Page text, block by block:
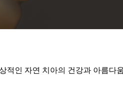
적인 자연 치아의 건강과 아름다